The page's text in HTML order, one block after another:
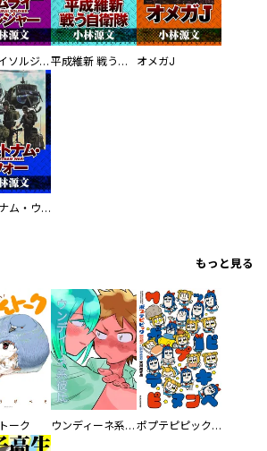
サムライソルジャー SAMURAI SOLDIER 平成維新 戦う自衛隊 オメガJ
ヴェトナム・ウォー VIETNAM WAR
もっと見る
ーク ウンディーネ系彼氏 ポプテピピック SEASON EIGHT